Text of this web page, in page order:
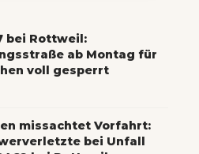
bei Rottweil:
ab Montag für
voll gesperrt
missachtet Vorfahrt:
bei Unfall